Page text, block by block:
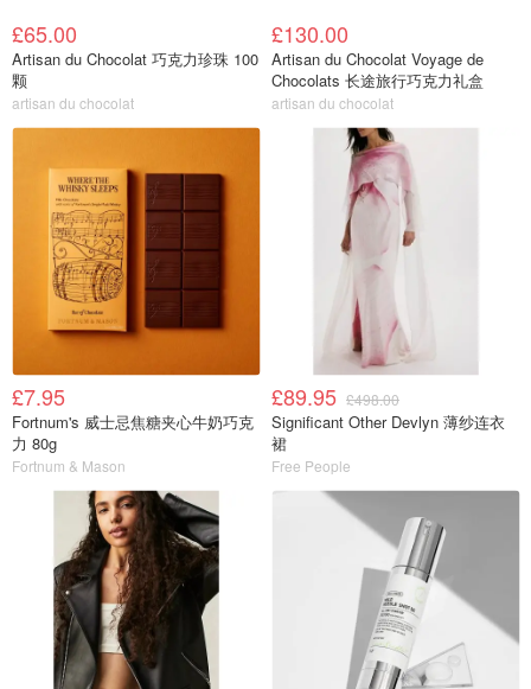
£65.00
Artisan du Chocolat 巧克力珍珠 100
颗
artisan du chocolat
£130.00
Artisan du Chocolat Voyage de
Chocolats 长途旅行巧克力礼盒
artisan du chocolat
£7.95
Fortnum's 威士忌焦糖夹心牛奶巧克
力 80g
Fortnum & Mason
£89.95 £498.00
Significant Other Devlyn 薄纱连衣
裙
Free People